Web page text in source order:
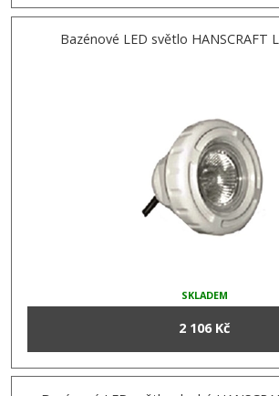
Bazénové LED světlo HANSCRAFT
SKLADEM
2 106 Kč